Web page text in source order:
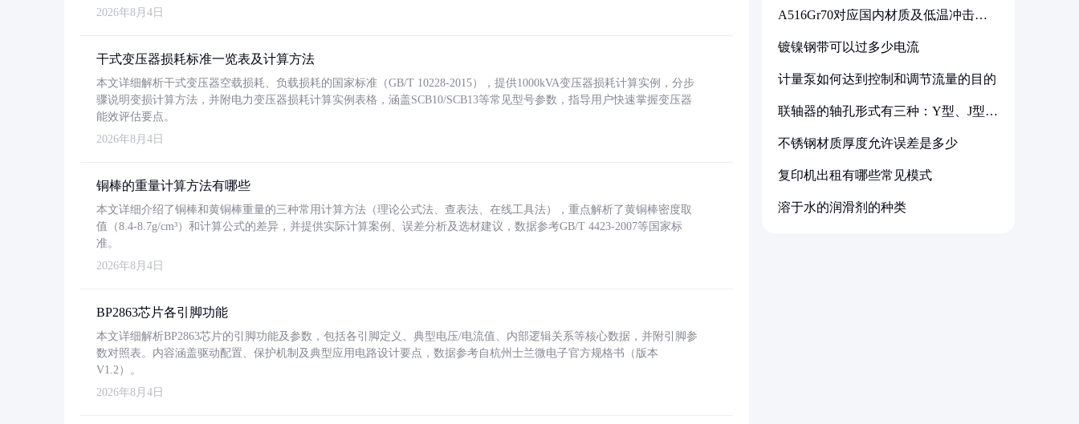
2026年8月4日
干式变压器损耗标准一览表及计算方法
本文详细解析干式变压器空载损耗、负载损耗的国家标准（GB/T 10228-2015），提供1000kVA变压器损耗计算实例，分步
骤说明变损计算方法，并附电力变压器损耗计算实例表格，涵盖SCB10/SCB13等常见型号参数，指导用户快速掌握变压器
能效评估要点。
2026年8月4日
铜棒的重量计算方法有哪些
本文详细介绍了铜棒和黄铜棒重量的三种常用计算方法（理论公式法、查表法、在线工具法），重点解析了黄铜棒密度取
值（8.4-8.7g/cm³）和计算公式的差异，并提供实际计算案例、误差分析及选材建议，数据参考GB/T 4423-2007等国家标
准。
2026年8月4日
BP2863芯片各引脚功能
本文详细解析BP2863芯片的引脚功能及参数，包括各引脚定义、典型电压/电流值、内部逻辑关系等核心数据，并附引脚参
数对照表。内容涵盖驱动配置、保护机制及典型应用电路设计要点，数据参考自杭州士兰微电子官方规格书（版本
V1.2）。
2026年8月4日
A516Gr70对应国内材质及低温冲击要
镀镍钢带可以过多少电流
计量泵如何达到控制和调节流量的目的
联轴器的轴孔形式有三种：Y型、J型、
不锈钢材质厚度允许误差是多少
复印机出租有哪些常见模式
溶于水的润滑剂的种类